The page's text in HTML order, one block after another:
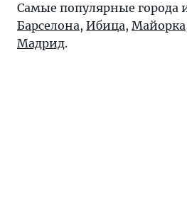
Самые популярные города
Барселона, Ибица, Майорка
Мадрид.